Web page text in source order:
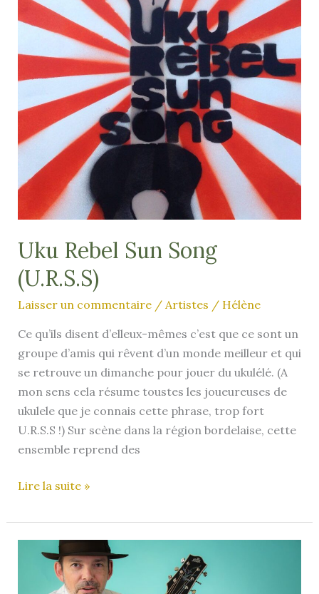
Uku Rebel Sun Song
(U.R.S.S)
Laisser un commentaire / Artistes / Hélène
Ce qu’ils disent d’elleux-mêmes c’est que ce sont un
groupe d’amis qui rêvent d’un monde meilleur et qui
se retrouve un dimanche pour jouer du ukulélé. (A
mon sens cela résume toustes les joueureuses de
ukulele que je connais cette phrase, trop fort
U.R.S.S !) Sur scène dans la région bordelaise, cette
ensemble reprend des
Uku
Sun
Song
(U.R.S.S)
Lire la suite »